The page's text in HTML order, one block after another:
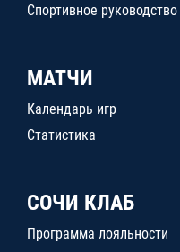
Спортивное руководство
МАТЧИ
Календарь игр
Статистика
СОЧИ КЛАБ
Программа лояльности